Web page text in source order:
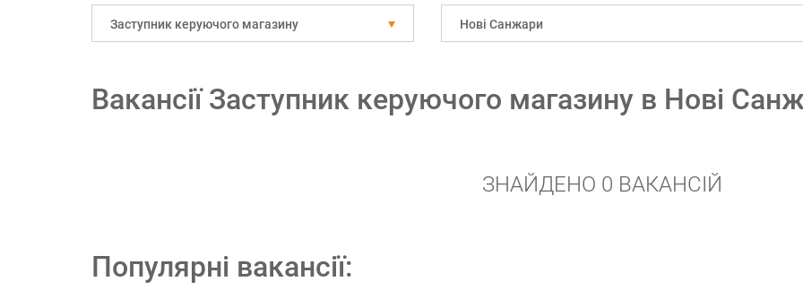
Заступник керуючого магазину Нові Санжари
Вакансії Заступник керуючого магазину в Нові
ЗНАЙДЕНО 0 ВАКАНСІЙ
Популярні вакансії: